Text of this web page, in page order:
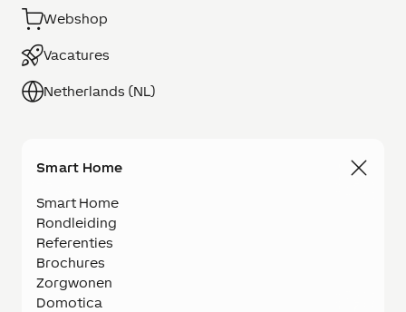
Webshop
Vacatures
Netherlands (NL)
Smart Home
Smart Home
Rondleiding
Referenties
Brochures
Zorgwonen
Domotica